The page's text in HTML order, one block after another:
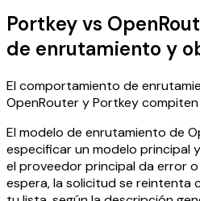
Portkey vs
de enrutamiento y
El comportamiento de
OpenRouter y Portkey
El modelo de enrutamiento de
especificar un modelo principal
el proveedor principal da error
espera, la solicitud se reintenta